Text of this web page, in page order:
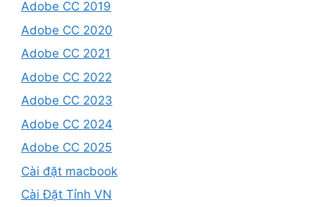
Adobe CC 2019
Adobe CC 2020
Adobe CC 2021
Adobe CC 2022
Adobe CC 2023
Adobe CC 2024
Adobe CC 2025
Cài đặt macbook
Cài Đặt Tỉnh VN